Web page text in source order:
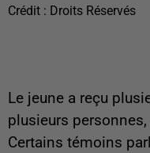
Crédit : Droits Réservés
Le jeune a reçu
plusieurs
Certains témoins